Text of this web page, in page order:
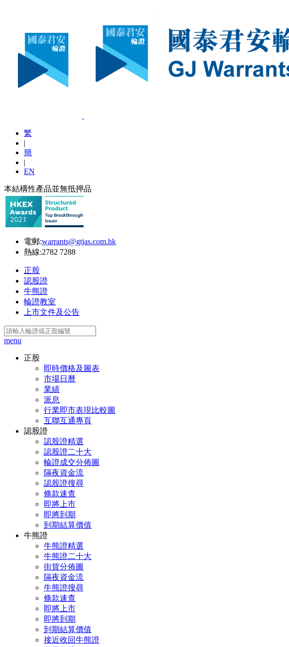
繁
|
簡
|
EN
本結構性產品並無抵押品
電郵:warrants@gtjas.com.hk
熱線:2782 7288
正股
認股證
牛熊證
輪證教室
上市文件及公告
menu
正股
即時價格及圖表
市場日曆
業績
派息
行業即市表現比較圖
互聯互通專頁
認股證
認股證精選
認股證二十大
輪證成交分佈圖
隔夜資金流
認股證搜尋
條款速查
即將上市
即將到期
到期結算價值
牛熊證
牛熊證精選
牛熊證二十大
街貨分佈圖
隔夜資金流
牛熊證搜尋
條款速查
即將上市
即將到期
到期結算價值
接近收回牛熊證